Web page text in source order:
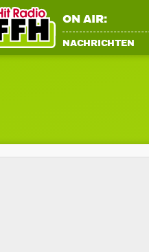
ON AIR:
NACHRICHTEN